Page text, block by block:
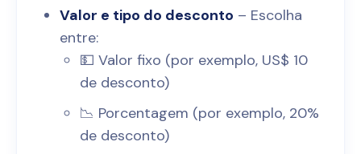
Valor e tipo do desconto – Escolha
entre:
💵 Valor fixo (por exemplo, US$ 10
de desconto)
📉 Porcentagem (por exemplo, 20%
de desconto)